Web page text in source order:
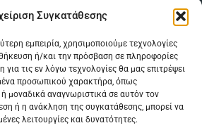
Συγκατάθεσης
εμπειρία, χρησιμοποιούμε τεχνολογίες
ή/και την πρόσβαση σε πληροφορίες
τις εν λόγω τεχνολογίες θα μας επιτρέψει
προσωπικού χαρακτήρα, όπως
μοναδικά αναγνωριστικά σε αυτόν τον
ή η ανάκληση της συγκατάθεσης, μπορεί να
λειτουργίες και δυνατότητες.
περισσότερες λεπτομέρειες.